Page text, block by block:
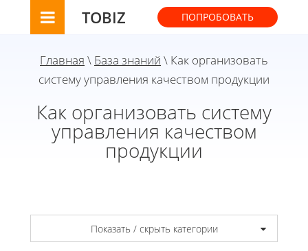
TOBIZ ПОПРОБОВАТЬ
Главная \ База знаний \ Как организовать
систему управления качеством продукции
Как организовать систему
управления качеством
продукции
Показать / скрыть категории